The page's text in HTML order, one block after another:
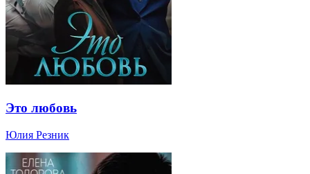
Это любовь
Юлия Резник